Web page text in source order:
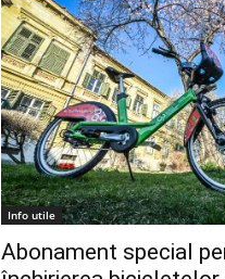
Info utile
Abonament special